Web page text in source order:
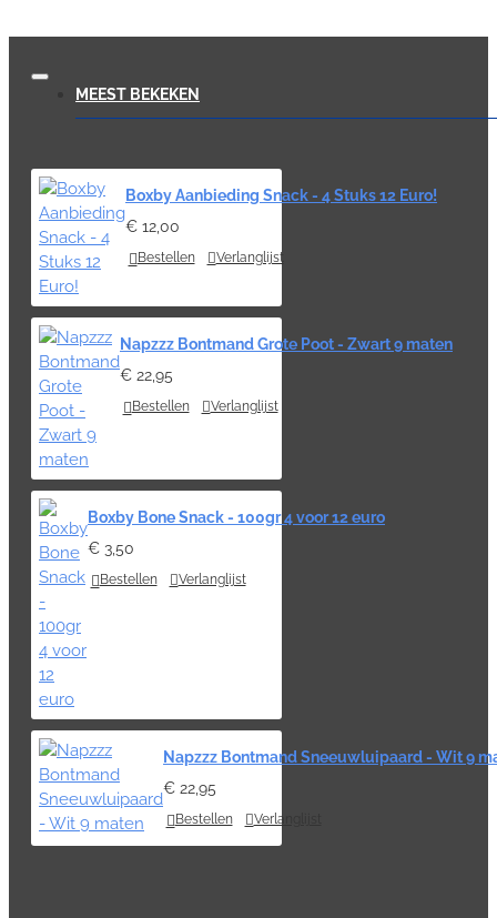
MEEST BEKEKEN
Boxby Aanbieding Snack - 4 Stuks 12 Euro!
€ 12,00
Bestellen Verlanglijst
Napzzz Bontmand Grote Poot - Zwart 9 maten
€ 22,95
Bestellen Verlanglijst
Boxby Bone Snack - 100gr 4 voor 12 euro
€ 3,50
Bestellen Verlanglijst
Napzzz Bontmand Sneeuwluipaard - Wit 9
€ 22,95
Bestellen Verlanglijst